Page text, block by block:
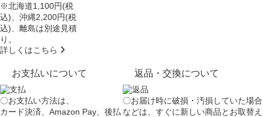
※北海道1,100円(税
込)、沖縄2,200円(税
込)、離島は別途見積
り。
詳しくはこちら
お支払いについて
〇お支払い方法は、
カード決済、Amazon Pay、後払
返品・交換について
〇お届け時に破損・汚損していた場合
などは、すぐに新しい商品とお取替え